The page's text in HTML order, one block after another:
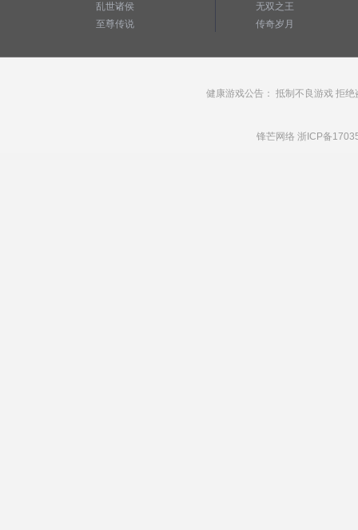
乱世诸侯
至尊传说
无双之王
传奇岁月
健康游戏公告： 抵制不良游戏 拒
锋芒网络 浙ICP备